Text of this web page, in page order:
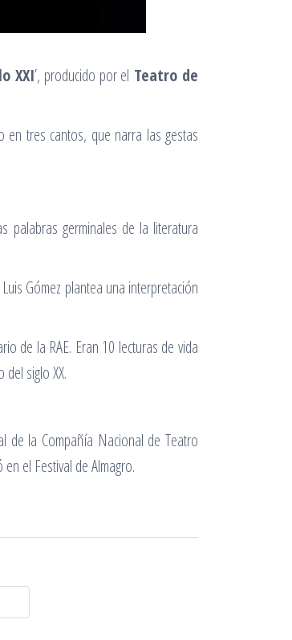
XXI’, producido por el Teatro de
en tres cantos, que narra las gestas
palabras germinales de la literatura
Gómez plantea una interpretación
de la RAE. Eran 10 lecturas de vida
siglo XX.
de la Compañía Nacional de Teatro
el Festival de Almagro.